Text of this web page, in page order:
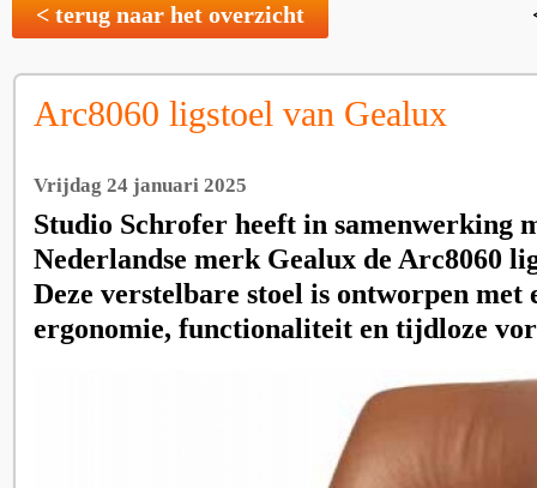
< terug naar het overzicht
Arc8060 ligstoel van Gealux
Vrijdag 24 januari 2025
Studio Schrofer heeft in samenwerking
Nederlandse merk Gealux de Arc8060
Deze verstelbare stoel is ontworpen met
ergonomie, functionaliteit en tijdloze